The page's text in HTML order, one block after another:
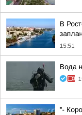
В
15:51
Вода
"-